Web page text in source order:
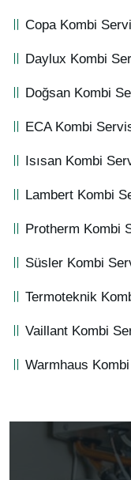
Copa Kombi
Daylux Kombi
Doğsan Kombi
ECA Kombi
Isısan Kombi
Lambert Kombi
Protherm Kombi
Süsler Kombi
Termoteknik
Vaillant Kombi
Warmhaus